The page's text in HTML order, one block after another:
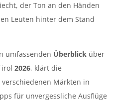
der Ton an den Händen
Leuten hinter dem Stand
umfassenden Überblick über
2026, klärt die
Märkten in
für unvergessliche Ausflüge